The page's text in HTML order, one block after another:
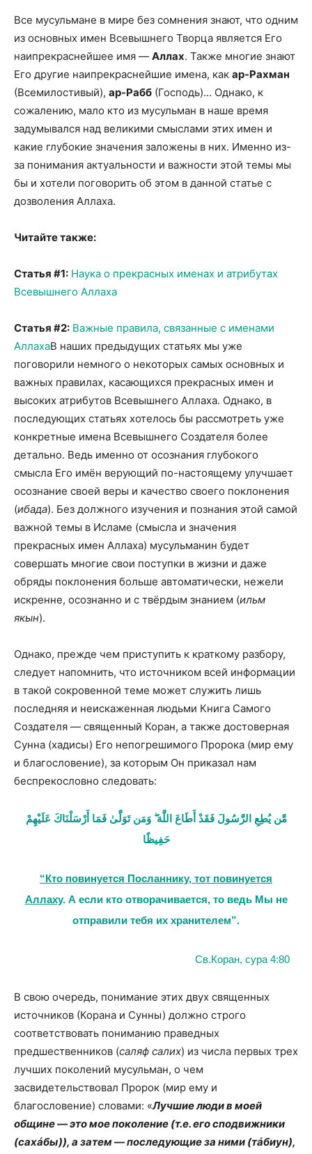
Все мусульмане в мире без сомнения знают, что одним
из основных имен Всевышнего Творца является Его
наипрекраснейшее имя — Аллах. Также многие знают
Его другие наипрекраснейшие имена, как ар-Рахман
(Всемилостивый), ар-Рабб (Господь)… Однако, к
сожалению, мало кто из мусульман в наше время
задумывался над великими смыслами этих имен и
какие глубокие значения заложены в них. Именно из-
за понимания актуальности и важности этой темы мы
бы и хотели поговорить об этом в данной статье с
дозволения Аллаха.
Читайте также:
Статья #1: Наука о прекрасных именах и атрибутах
Всевышнего Аллаха
Статья #2: Важные правила, связанные с именами
АллахаВ наших предыдущих статьях мы уже
поговорили немного о некоторых самых основных и
важных правилах, касающихся прекрасных имен и
высоких атрибутов Всевышнего Аллаха. Однако, в
последующих статьях хотелось бы рассмотреть уже
конкретные имена Всевышнего Создателя более
детально. Ведь именно от осознания глубокого
смысла Его имён верующий по-настоящему улучшает
осознание своей веры и качество своего поклонения
(ибада). Без должного изучения и познания этой самой
важной темы в Исламе (смысла и значения
прекрасных имен Аллаха) мусульманин будет
совершать многие свои поступки в жизни и даже
обряды поклонения больше автоматически, нежели
искренне, осознанно и с твёрдым знанием (ильм
якын).
Однако, прежде чем приступить к краткому разбору,
следует напомнить, что источником всей информации
в такой сокровенной теме может служить лишь
последняя и неискаженная людьми Книга Самого
Создателя — священный Коран, а также достоверная
Сунна (хадисы) Его непогрешимого Пророка (мир ему
и благословение), за которым Он приказал нам
беспрекословно следовать:
مَّن يُطِعِ الرَّسُولَ فَقَدْ أَطَاعَ اللَّهَ ۖ وَمَن تَوَلَّىٰ فَمَا أَرْسَلْنَاكَ عَلَيْهِمْ
حَفِيظًا
“Кто повинуется Посланнику, тот повинуется
Аллаху. А если кто отворачивается, то ведь Мы не
отправили тебя их хранителем”.
Св.Коран, сура 4:80
В свою очередь, понимание этих двух священных
источников (Корана и Сунны) должно строго
соответствовать пониманию праведных
предшественников (саляф салих) из числа первых трех
лучших поколений мусульман, о чем
засвидетельствовал Пророк (мир ему и
благословение) словами: «Лучшие люди в моей
общине — это мое поколение (т.е. его сподвижники
(сахáбы)), а затем — последующие за ними (тáбиун),